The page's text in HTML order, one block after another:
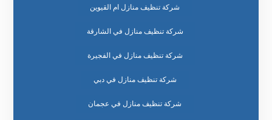
شركة تنظيف منازل ام القيوين
شركة تنظيف منازل في الشارقة
شركة تنظيف منازل في الفجيرة
شركة تنظيف منازل في دبي
شركة تنظيف منازل في عجمان